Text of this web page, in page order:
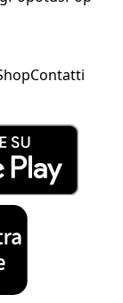
Contatti